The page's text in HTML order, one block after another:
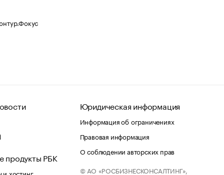
продукты РБК
хостинг
Юридическая информация
Информация об ограничениях
Правовая информация
О соблюдении авторских прав
© АО «РОСБИЗНЕСКОНСАЛТИНГ»,